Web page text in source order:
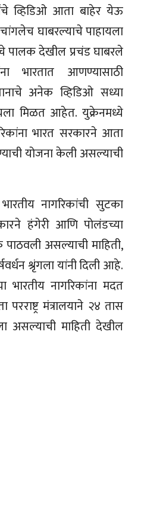
व्हिडिओ आता बाहेर येऊ
घाबरल्याचे पाहायला
पालक देखील प्रचंड घाबरले
भारतात आणण्यासाठी
अनेक व्हिडिओ सध्या
मिळत आहेत. युक्रेनमध्ये
भारत सरकारने आता
योजना केली असल्याची
नागरिकांची सुटका
हंगेरी आणि पोलंडच्या
असल्याची माहिती,
श्रृंगला यांनी दिली आहे.
नागरिकांना मदत
मंत्रालयाने २४ तास
असल्याची माहिती देखील